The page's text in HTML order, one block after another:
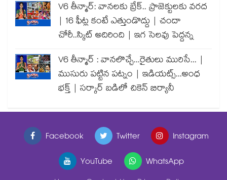
V6 తీన్మార్: వానలకు బ్రేక్.. ప్రాజెక్టులకు వరద
| 16 ఫీట్ల కంటే ఎత్తుండొద్దు | చందా
చోరీ..స్కిట్ అదిరింది | ఇగ సెలవు పెద్దన్న
V6 తీన్మార్ : వానలొచ్చే...రైతులు మురిసే... |
ముసురు పట్టిన పట్నం | ఇడియట్స్...అంధ
భక్త్ | సర్కార్ బడిలో చికెన్ బిర్యానీ
Facebook Twitter
Instagram
YouTube
WhatsApp